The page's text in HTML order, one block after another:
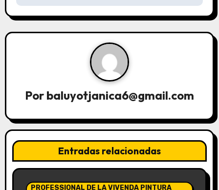
a
c
d
e
e
n
Por baluyotjanica6@gmail.com
Entradas relacionadas
PROFESSIONAL DE LA VIVENDA PINTURA